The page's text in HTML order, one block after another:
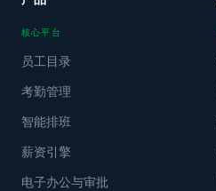
核心平台
员工目录
考勤管理
智能排班
薪资引擎
电子办公与审批